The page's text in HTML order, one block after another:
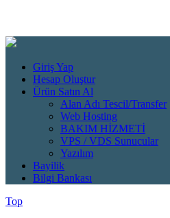
Giriş Yap
Hesap Oluştur
Ürün Satın Al
Alan Adı Tescil/Transfer
Web Hosting
BAKIM HİZMETİ
VPS / VDS Sunucular
Yazılım
Bayilik
Bilgi Bankası
Top